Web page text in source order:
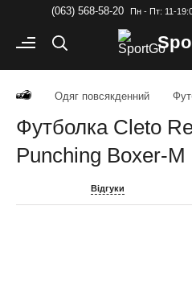
(063) 568-58-20 Пн - Пт: 11-
Одяг повсякденний
Футболка Cleto
Punching Boxer-M
Відгуки